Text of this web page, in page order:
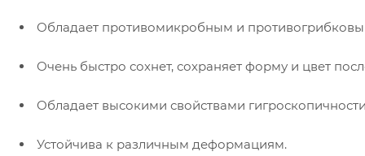
Обладает противомикробным и
Очень быстро сохнет, сохраняет форму и цвет
Обладает высокими свойствами
Устойчива к различным деформациям.